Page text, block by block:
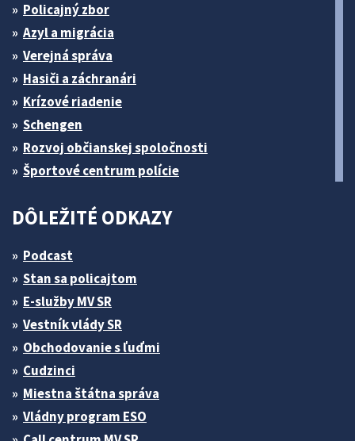
Policajný zbor
Azyl a migrácia
Verejná správa
Hasiči a záchranári
Krízové riadenie
Schengen
Rozvoj občianskej spoločnosti
Športové centrum polície
DÔLEŽITÉ ODKAZY
Podcast
Stan sa policajtom
E-služby MV SR
Vestník vlády SR
Obchodovanie s ľuďmi
Cudzinci
Miestna štátna správa
Vládny program ESO